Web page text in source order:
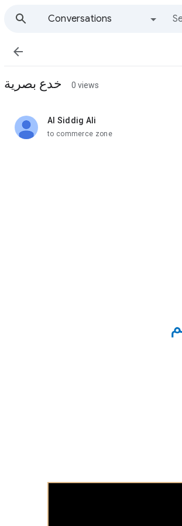
Conversations

خدع بصرية 0 views
Al Siddig Ali
unread,
to commerce zone